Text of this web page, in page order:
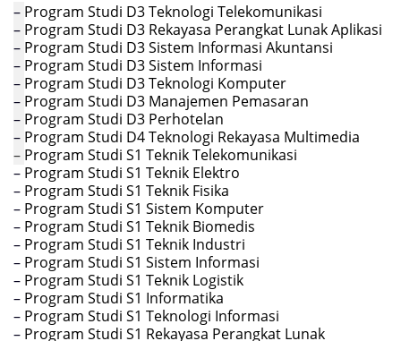
– Program Studi D3 Teknologi Telekomunikasi
– Program Studi D3 Rekayasa Perangkat Lunak Aplikasi
– Program Studi D3 Sistem Informasi Akuntansi
– Program Studi D3 Sistem Informasi
– Program Studi D3 Teknologi Komputer
– Program Studi D3 Manajemen Pemasaran
– Program Studi D3 Perhotelan
– Program Studi D4 Teknologi Rekayasa Multimedia
– Program Studi S1 Teknik Telekomunikasi
– Program Studi S1 Teknik Elektro
– Program Studi S1 Teknik Fisika
– Program Studi S1 Sistem Komputer
– Program Studi S1 Teknik Biomedis
– Program Studi S1 Teknik Industri
– Program Studi S1 Sistem Informasi
– Program Studi S1 Teknik Logistik
– Program Studi S1 Informatika
– Program Studi S1 Teknologi Informasi
– Program Studi S1 Rekayasa Perangkat Lunak